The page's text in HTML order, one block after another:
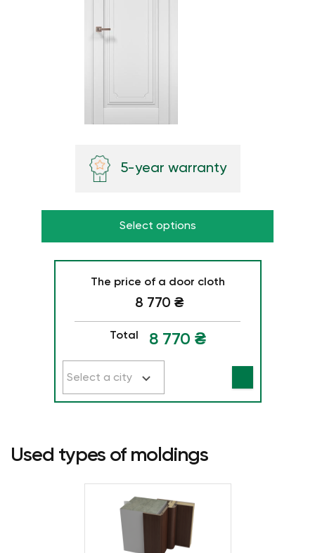
5-year warranty
Select options
The price of a door cloth
8 770 ₴
Total 8 770 ₴
Select a city
Used types of moldings